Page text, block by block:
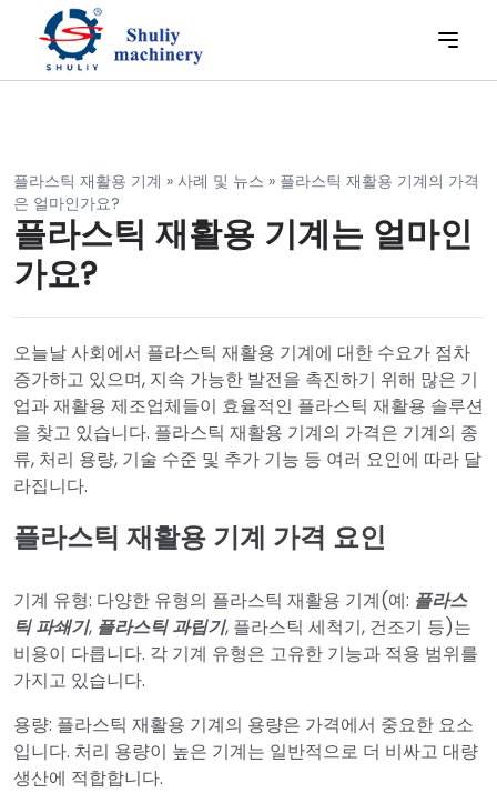
플라스틱 재활용 기계 » 사례 및 뉴스 » 플라스틱 재활용 기계의 가격
은 얼마인가요?
플라스틱 재활용 기계는 얼마인
가요?
오늘날 사회에서 플라스틱 재활용 기계에 대한 수요가 점차
증가하고 있으며, 지속 가능한 발전을 촉진하기 위해 많은 기
업과 재활용 제조업체들이 효율적인 플라스틱 재활용 솔루션
을 찾고 있습니다. 플라스틱 재활용 기계의 가격은 기계의 종
류, 처리 용량, 기술 수준 및 추가 기능 등 여러 요인에 따라 달
라집니다.
플라스틱 재활용 기계 가격 요인
기계 유형: 다양한 유형의 플라스틱 재활용 기계(예: 플라스
틱 파쇄기, 플라스틱 과립기, 플라스틱 세척기, 건조기 등)는
비용이 다릅니다. 각 기계 유형은 고유한 기능과 적용 범위를
가지고 있습니다.
용량: 플라스틱 재활용 기계의 용량은 가격에서 중요한 요소
입니다. 처리 용량이 높은 기계는 일반적으로 더 비싸고 대량
생산에 적합합니다.